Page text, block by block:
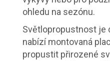
ohledu na sezónu.
Světlopropustnost je
nabízí montovaná
propustit přirozené